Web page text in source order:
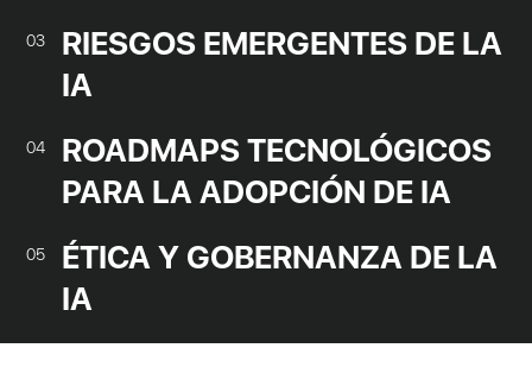
03
RIESGOS EMERGENTES DE LA
IA
04
ROADMAPS TECNOLÓGICOS
PARA LA ADOPCIÓN DE IA
05
ÉTICA Y GOBERNANZA DE LA
IA